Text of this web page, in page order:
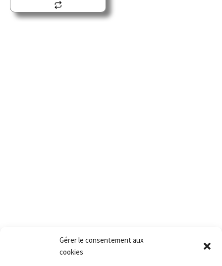
Gérer le consentement aux
cookies
Frais de transport
Accès rapide